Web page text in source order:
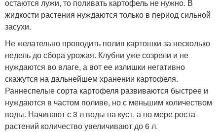
остаются лужи, то поливать картофель не нужно. В
жидкости растения нуждаются только в период сильной
засухи.
Не желательно проводить полив картошки за несколько
недель до сбора урожая. Клубни уже созрели и не
нуждаются во влаге, а вот ее излишки негативно
скажутся на дальнейшем хранении картофеля.
Раннеспелые сорта картофеля развиваются быстрее и
нуждаются в частом поливе, но с меньшим количеством
воды. Начинают с 3 л воды на куст, а по мере роста
растений количество увеличивают до 6 л.